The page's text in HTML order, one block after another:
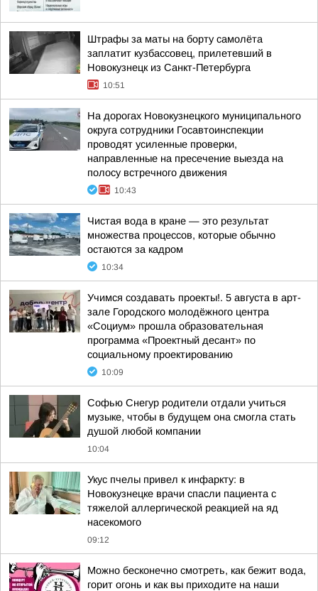
Штрафы за маты на борту самолёта
заплатит кузбассовец, прилетевший в
Новокузнецк из Санкт-Петербурга
10:51
На дорогах Новокузнецкого муниципального
округа сотрудники Госавтоинспекции
проводят усиленные проверки,
направленные на пресечение выезда на
полосу встречного движения
10:43
Чистая вода в кране — это результат
множества процессов, которые обычно
остаются за кадром
10:34
Учимся создавать проекты!. 5 августа в арт-
зале Городского молодёжного центра
«Социум» прошла образовательная
программа «Проектный десант» по
социальному проектированию
10:09
Софью Снегур родители отдали учиться
музыке, чтобы в будущем она смогла стать
душой любой компании
10:04
Укус пчелы привел к инфаркту: в
Новокузнецке врачи спасли пациента с
тяжелой аллергической реакцией на яд
насекомого
09:12
Можно бесконечно смотреть, как бежит вода,
горит огонь и как вы приходите на наши